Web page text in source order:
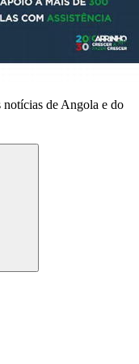
notícias de Angola e do